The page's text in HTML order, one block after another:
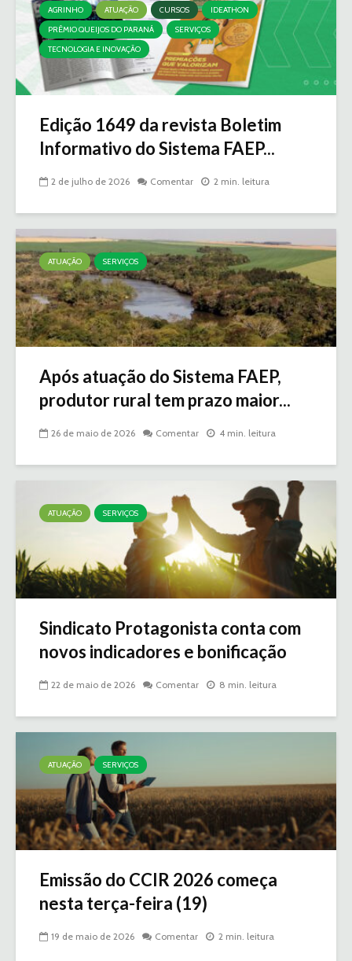
AGRINHO ATUAÇÃO CURSOS
IDEATHON
PRÊMIO QUEIJOS DO PARANÁ
SERVIÇOS
TECNOLOGIA E INOVAÇÃO
Edição 1649 da revista Boletim
Informativo do Sistema FAEP...
2 de julho de 2026 Comentar 2 min. leitura
ATUAÇÃO SERVIÇOS
Após atuação do Sistema FAEP,
produtor rural tem prazo maior...
26 de maio de 2026 Comentar 4 min. leitura
ATUAÇÃO SERVIÇOS
Sindicato Protagonista conta com
novos indicadores e bonificação
22 de maio de 2026 Comentar 8 min. leitura
ATUAÇÃO SERVIÇOS
Emissão do CCIR 2026 começa
nesta terça-feira (19)
19 de maio de 2026 Comentar 2 min. leitura